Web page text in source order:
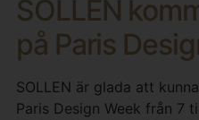
SOLLEN
på Paris
SOLLEN är glada att
Paris Design Week från 7